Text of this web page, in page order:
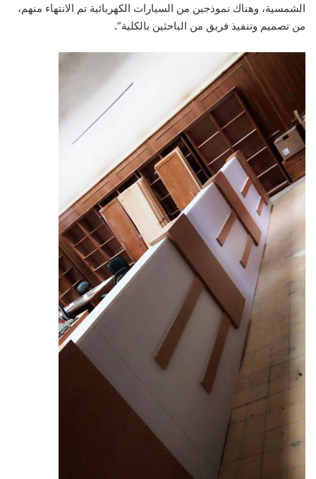
الشمسية، وهناك نموذجين من السيارات الكهربائية تم الانتهاء منهم،
من تصميم وتنفيذ فريق من الباحثين بالكلية”.